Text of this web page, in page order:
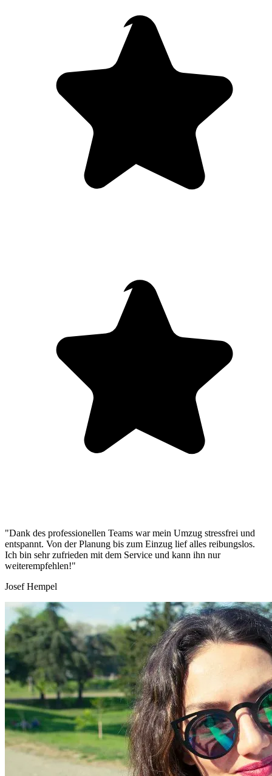
"Dank des professionellen Teams war mein Umzug stressfrei und
entspannt. Von der Planung bis zum Einzug lief alles reibungslos.
Ich bin sehr zufrieden mit dem Service und kann ihn nur
weiterempfehlen!"
Josef Hempel